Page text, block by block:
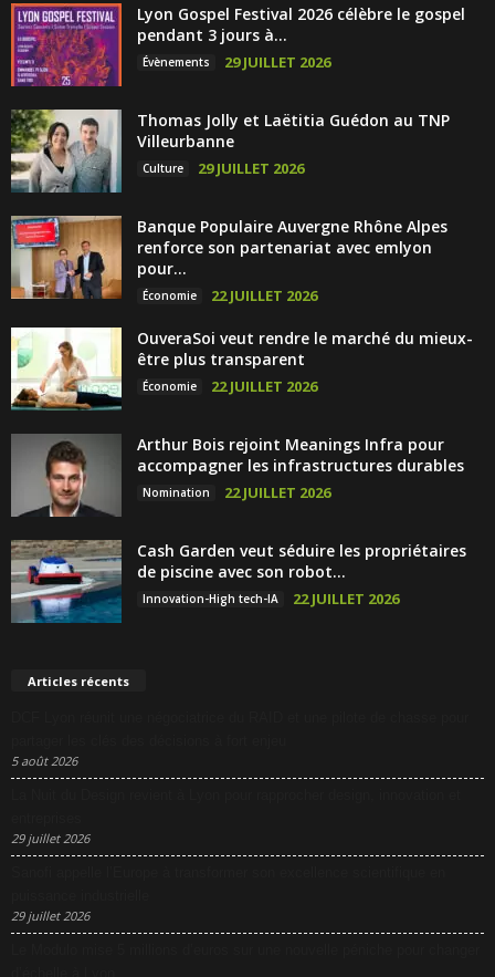
Lyon Gospel Festival 2026 célèbre le gospel
pendant 3 jours à...
Évènements 29 JUILLET 2026
Thomas Jolly et Laëtitia Guédon au TNP
Villeurbanne
Culture 29 JUILLET 2026
Banque Populaire Auvergne Rhône Alpes
renforce son partenariat avec emlyon
pour...
Économie 22 JUILLET 2026
OuveraSoi veut rendre le marché du mieux-
être plus transparent
Économie 22 JUILLET 2026
Arthur Bois rejoint Meanings Infra pour
accompagner les infrastructures durables
Nomination 22 JUILLET 2026
Cash Garden veut séduire les propriétaires
de piscine avec son robot...
Innovation-High tech-IA 22 JUILLET 2026
Articles récents
5 août 2026
29 juillet 2026
29 juillet 2026